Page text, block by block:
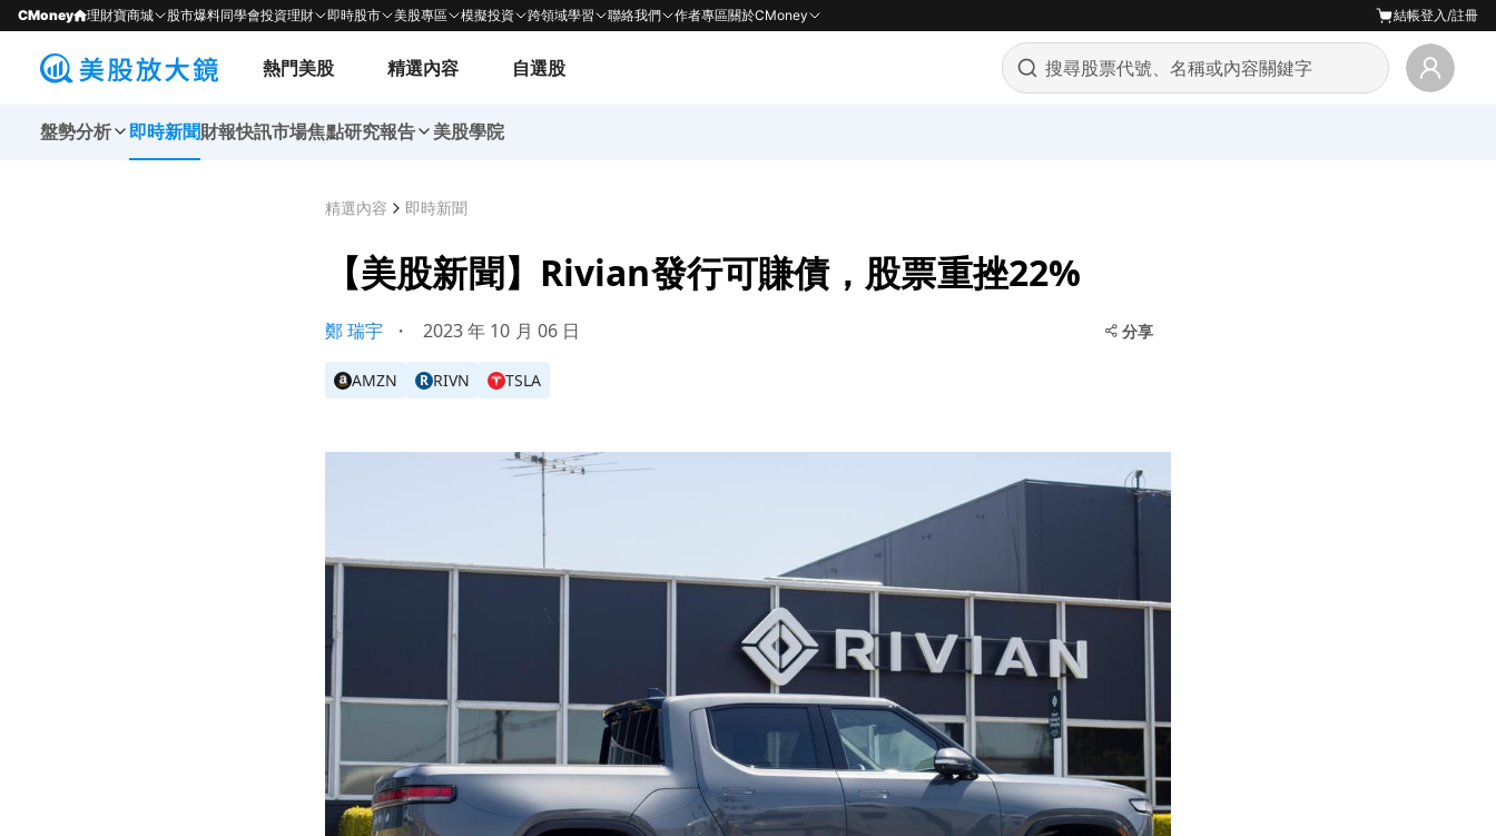
CMoney 理財寶商城 股市爆料同學會投資理財 即時股市 美股專區 模擬投資 跨領域學習 聯絡我們 作者專區關於CMoney 結帳登入/註冊
熱門美股 精選內容 自選股
盤勢分析 即時新聞財報快訊市場焦點研究報告 美股學院
精選內容 即時新聞
【美股新聞】Rivian發行可賺債，股票重挫22%
鄭 瑞宇 ・ 2023 年 10 月 06 日 分享
AMZN R RIVN TSLA